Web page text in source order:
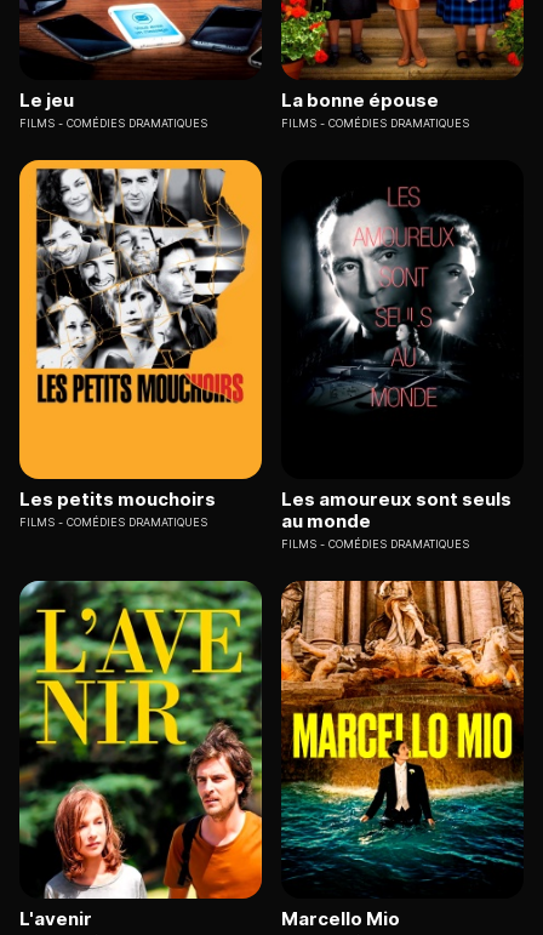
Le jeu
FILMS COMÉDIES DRAMATIQUES
La bonne épouse
FILMS COMÉDIES DRAMATIQUES
Les petits mouchoirs
FILMS COMÉDIES DRAMATIQUES
Les amoureux sont seuls
au monde
FILMS COMÉDIES DRAMATIQUES
L'avenir Marcello Mio